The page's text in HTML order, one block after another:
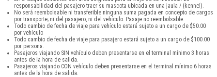
responsabilidad del pasajero traer su mascota ubicada en una jaula / (kennel).
No será reembolsable ni transferible ninguna suma pagada en concepto de cargos
por transporte; ni del pasajero, ni del vehículo. Pasaje no reembolsable.
Todo cambio de fecha de viaje para vehículo estará sujeto a un cargo de $50.00
por vehículo
Todo cambio de fecha de viaje para pasajero estará sujeto a un cargo de $100.00
por persona.
Pasajeros viajando SIN vehículo deben presentarse en el terminal mínimo 3 horas
antes de la hora de salida.
Pasajeros viajando CON vehículo deben presentarse en el terminal mínimo 6 horas
antes de la hora de salida.